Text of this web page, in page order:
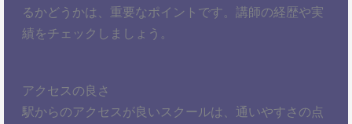
るかどうかは、重要なポイントです。講師の経歴や実
績をチェックしましょう。
アクセスの良さ
駅からのアクセスが良いスクールは、通いやすさの点